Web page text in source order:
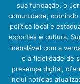
sua fundação, o
comunidade,
política local e
esportes e cultura.
inabalável com a
e a fidelidade de
presença digital,
inclui notícias